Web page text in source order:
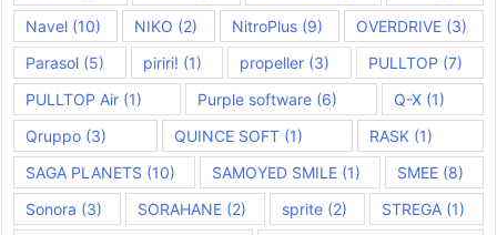
Navel (10) NIKO (2) NitroPlus(9) OVERDRIVE(3)
Parasol (5) piriri! (1) propeller (3) PULLTOP (7)
PULLTOP Air (1) Purple software (6) Q-X(1)
Qruppo (3) QUINCE SOFT(1) RASK (1)
SAGA PLANETS (10) SAMOYED SMILE (1) SMEE (8)
Sonora (3) SORAHANE(2) sprite(2) STREGA (1)